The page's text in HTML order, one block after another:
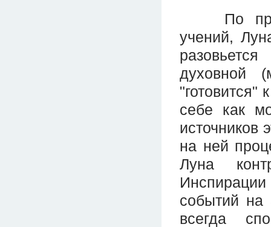
По
учений,
духовной
"готовится"
себе как
источников
на ней
Луна
событий
всегда